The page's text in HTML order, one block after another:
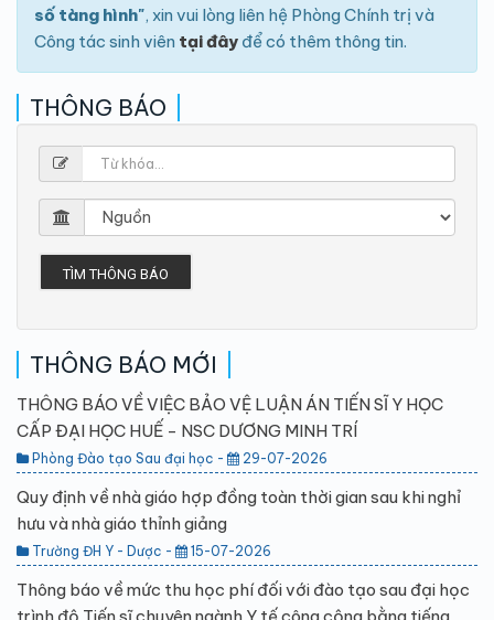
số tàng hình", xin vui lòng liên hệ Phòng Chính trị và
Công tác sinh viên tại đây để có thêm thông tin.
THÔNG BÁO
TÌM THÔNG BÁO
THÔNG BÁO MỚI
THÔNG BÁO VỀ VIỆC BẢO VỆ LUẬN ÁN TIẾN SĨ Y HỌC
CẤP ĐẠI HỌC HUẾ - NSC DƯƠNG MINH TRÍ
Phòng Đào tạo Sau đại học - 29-07-2026
Quy định về nhà giáo hợp đồng toàn thời gian sau khi nghỉ
hưu và nhà giáo thỉnh giảng
Trường ĐH Y - Dược - 15-07-2026
Thông báo về mức thu học phí đối với đào tạo sau đại học